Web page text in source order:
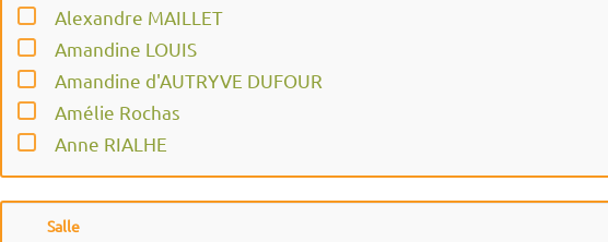
Alexandre MAILLET
Amandine LOUIS
Amandine d'AUTRYVE DUFOUR
Amélie Rochas
Anne RIALHE
Anne-Laure BÔ
Anne-Lise Franquemagne
Salle